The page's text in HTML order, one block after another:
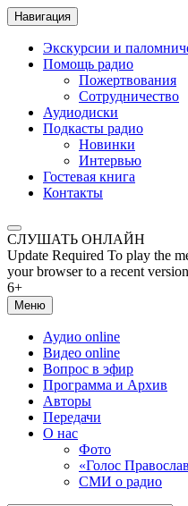
Навигация
Экскурсии и
Помощь радио
Пожертвования
Сотрудничество
Аудиодиски
Подкасты радио
Новинки
Интервью
Гостевая книга
Контакты
СЛУШАТЬ ОНЛАЙН
Update Required To play the
your browser to a recent
6+
Меню
Аудио online
Видео online
Вопрос в эфир
Программа и Архив
Авторы
Передачи
О нас
Фото
«Голос
СМИ о радио